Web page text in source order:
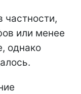
частности,
или менее
однако